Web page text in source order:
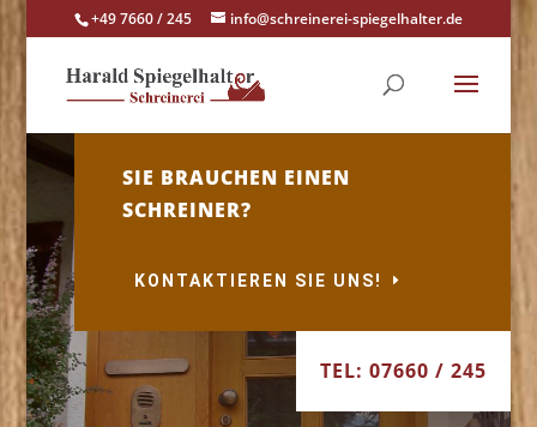
+49 7660 / 245 info@schreinerei-spiegelhalter.de
SIE BRAUCHEN EINEN
SCHREINER?
KONTAKTIEREN SIE UNS!
TEL: 07660 / 245